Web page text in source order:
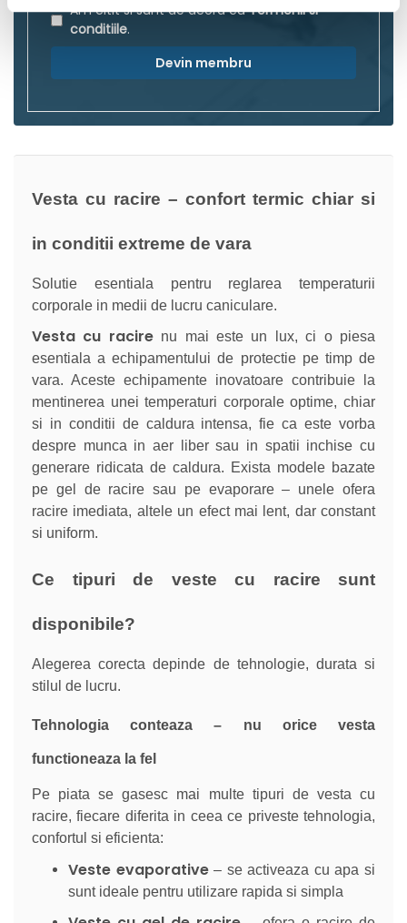
Am citit si sunt de acord cuTermenii si
conditiile.
Devin membru
Vesta cu racire – confort termic chiar si
in conditii extreme de vara
Solutie esentiala pentru reglarea temperaturii
corporale in medii de lucru caniculare.
Vesta cu racirenu mai este un lux, ci o piesa
esentiala a echipamentului de protectie pe timp de
vara. Aceste echipamente inovatoare contribuie la
mentinerea unei temperaturi corporale optime, chiar
si in conditii de caldura intensa, fie ca este vorba
despre munca in aer liber sau in spatii inchise cu
generare ridicata de caldura. Exista modele bazate
pe gel de racire sau pe evaporare – unele ofera
racire imediata, altele un efect mai lent, dar constant
si uniform.
Ce tipuri de veste cu racire sunt
disponibile?
Alegerea corecta depinde de tehnologie, durata si
stilul de lucru.
Tehnologia conteaza – nu orice vesta
functioneaza la fel
Pe piata se gasesc mai multe tipuri de vesta cu
racire, fiecare diferita in ceea ce priveste tehnologia,
confortul si eficienta:
Veste evaporative– se activeaza cu apa si
sunt ideale pentru utilizare rapida si simpla